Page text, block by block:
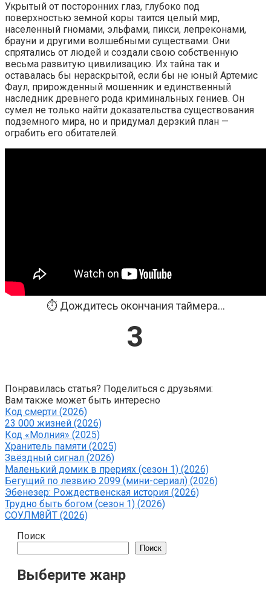
Укрытый от посторонних глаз, глубоко под
поверхностью земной коры таится целый мир,
населенный гномами, эльфами, пикси, лепреконами,
брауни и другими волшебными существами. Они
спрятались от людей и создали свою собственную
весьма развитую цивилизацию. Их тайна так и
оставалась бы нераскрытой, если бы не юный Артемис
Фаул, прирожденный мошенник и единственный
наследник древнего рода криминальных гениев. Он
сумел не только найти доказательства существования
подземного мира, но и придумал дерзкий план —
ограбить его обитателей.
⏱️ Дождитесь окончания таймера...
3
Понравилась статья? Поделиться с друзьями:
Вам также может быть интересно
Код смерти (2026)
23 000 жизней (2026)
Код «Молния» (2025)
Хранитель памяти (2025)
Звёздный сигнал (2026)
Маленький домик в прериях (сезон 1) (2026)
Бегущий по лезвию 2099 (мини-сериал) (2026)
Эбенезер: Рождественская история (2026)
Трудно быть богом (сезон 1) (2026)
СОУЛМ8ЙТ (2026)
Поиск
Поиск
Выберите жанр